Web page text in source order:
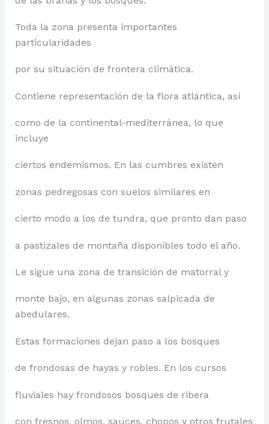
Toda la zona presenta importantes
particularidades
por su situación de frontera climática.
Contiene representación de la flora atlántica, así
como de la continental-mediterránea, lo que
incluye
ciertos endemismos. En las cumbres existen
zonas pedregosas con suelos similares en
cierto modo a los de tundra, que pronto dan paso
a pastizales de montaña disponibles todo el año.
Le sigue una zona de transición de matorral y
monte bajo, en algunas zonas salpicada de
abedulares.
Estas formaciones dejan paso a los bosques
de frondosas de hayas y robles. En los cursos
fluviales hay frondosos bosques de ribera
con fresnos, olmos, sauces, chopos y otros frutales